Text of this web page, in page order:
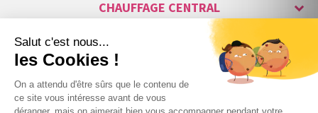
CHAUFFAGE CENTRAL
ALARME & SÉCURITÉ
MAISON CONNECTÉE
VISIOPHONE & INTERPHONE
LUMINAIRES & ECLAIRAGE